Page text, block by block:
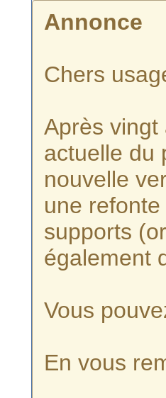
Annonce
Chers
Après vingt
actuelle du
nouvelle
une
supports
également
Vous
En vous